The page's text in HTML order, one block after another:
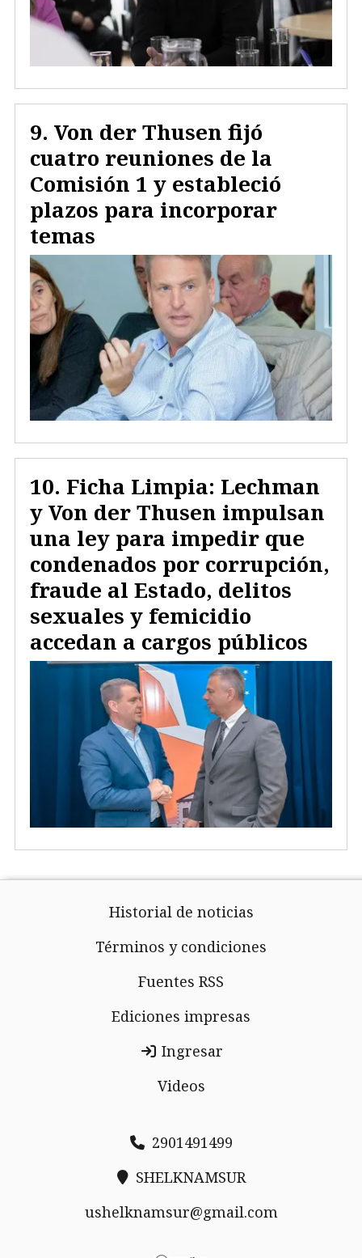
Von der Thusen fijó
cuatro reuniones de la
Comisión 1 y estableció
plazos para incorporar
temas
Ficha Limpia: Lechman
y Von der Thusen impulsan
una ley para impedir que
condenados por corrupción,
fraude al Estado, delitos
sexuales y femicidio
accedan a cargos públicos
Historial de noticias
Términos y condiciones
Fuentes RSS
Ediciones impresas
Ingresar
Videos
2901491499
SHELKNAMSUR
ushelknamsur@gmail.com